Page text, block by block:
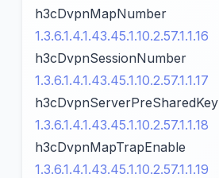
h3cDvpnMapNumber
1.3.6.1.4.1.43.45.1.10.2.57.1.1.16
h3cDvpnSessionNumber
1.3.6.1.4.1.43.45.1.10.2.57.1.1.17
h3cDvpnServerPreSharedKey
1.3.6.1.4.1.43.45.1.10.2.57.1.1.18
h3cDvpnMapTrapEnable
1.3.6.1.4.1.43.45.1.10.2.57.1.1.19